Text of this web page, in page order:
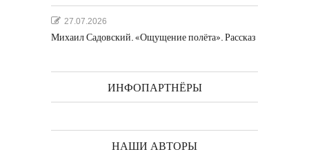
27.07.2026
Михаил Садовский. «Ощущение полёта». Рассказ
ИНФОПАРТНЁРЫ
НАШИ АВТОРЫ